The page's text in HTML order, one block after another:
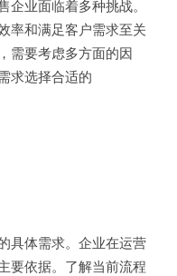
业面临着多种挑战。
率和满足客户需求至关
需要考虑多方面的因
求选择合适的
具体需求。企业在运营
要依据。了解当前流程